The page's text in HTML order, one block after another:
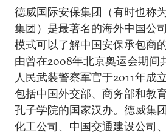
德威国际安保集团（有时也称
集团）是最著名的海外中国公
模式可以了解中国安保承包商
由曾在2008年北京奥运会期间
人民武装警察军官于2011年成
包括中国外交部、商务部和教
孔子学院的国家汉办。德威集
化工公司、中国交通建设公司